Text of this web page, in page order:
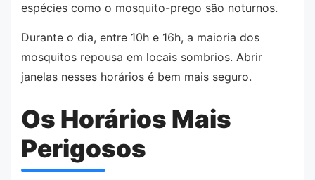
espécies como o mosquito-prego são noturnos.
Durante o dia, entre 10h e 16h, a maioria dos
mosquitos repousa em locais sombrios. Abrir
janelas nesses horários é bem mais seguro.
Os Horários Mais
Perigosos